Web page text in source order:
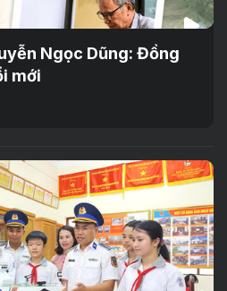
Ngọc Dũng: Đồng
mới